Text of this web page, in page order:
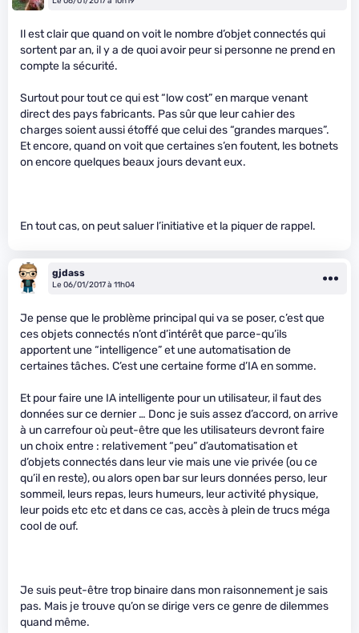
Il est clair que quand on voit le nombre d’objet connectés qui
sortent par an, il y a de quoi avoir peur si personne ne prend en
compte la sécurité.
Surtout pour tout ce qui est “low cost” en marque venant
direct des pays fabricants. Pas sûr que leur cahier des
charges soient aussi étoffé que celui des “grandes marques”.
Et encore, quand on voit que certaines s’en foutent, les botnets
on encore quelques beaux jours devant eux.
En tout cas, on peut saluer l’initiative et la piquer de rappel.
gjdass
Le 06/01/2017 à 11h04
Je pense que le problème principal qui va se poser, c’est que
ces objets connectés n’ont d’intérêt que parce-qu’ils
apportent une “intelligence” et une automatisation de
certaines tâches. C’est une certaine forme d’IA en somme.
Et pour faire une IA intelligente pour un utilisateur, il faut des
données sur ce dernier … Donc je suis assez d’accord, on arrive
à un carrefour où peut-être que les utilisateurs devront faire
un choix entre : relativement “peu” d’automatisation et
d’objets connectés dans leur vie mais une vie privée (ou ce
qu’il en reste), ou alors open bar sur leurs données perso, leur
sommeil, leurs repas, leurs humeurs, leur activité physique,
leur poids etc etc et dans ce cas, accès à plein de trucs méga
cool de ouf.
Je suis peut-être trop binaire dans mon raisonnement je sais
pas. Mais je trouve qu’on se dirige vers ce genre de dilemmes
quand même.